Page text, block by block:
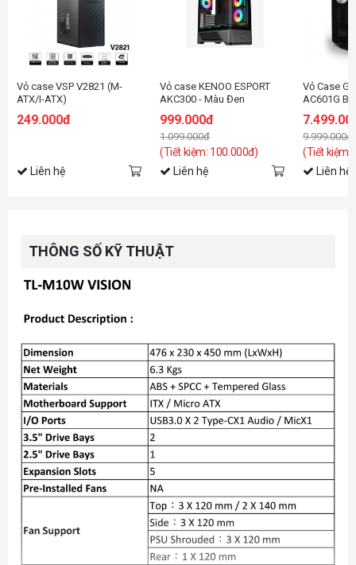
Vỏ case VSP V2821 (M-
ATX/I-ATX)
249.000đ
Liên hệ
Vỏ case KENOO ESPORT
AKC300 - Màu Đen
999.000đ
1.099.000đ
(Tiết kiệm: 100.000đ)
Liên hệ
Vỏ Case
AC601G
9.999.000đ
(Tiết kiệm:
Liên hệ
THÔNG SỐ KỸ THUẬT